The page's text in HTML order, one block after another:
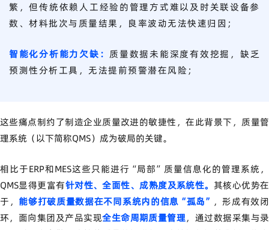
繁，但传统依赖人工经验的管理方式难以及时关联设备参
数、材料批次与质量结果，良率波动无法快速归因；
智能化分析能力欠缺： 质量数据未能深度有效挖掘，缺乏
预测性分析工具，无法提前预警潜在风险；
这些痛点制约了制造企业质量改进的敏捷性，在此背景下，质量管
理系统（以下简称QMS）成为破局的关键。
相比于ERP和MES这些只能进行“局部”质量信息化的管理系统，
QMS显得更富有针对性、全面性、成熟度及系统性。 其核心优势在
于， 能够打破质量数据在不同系统内的信息“孤岛” ，形成有效闭
环，面向集团及产品实现全生命周期质量管理，通过数据采集与录